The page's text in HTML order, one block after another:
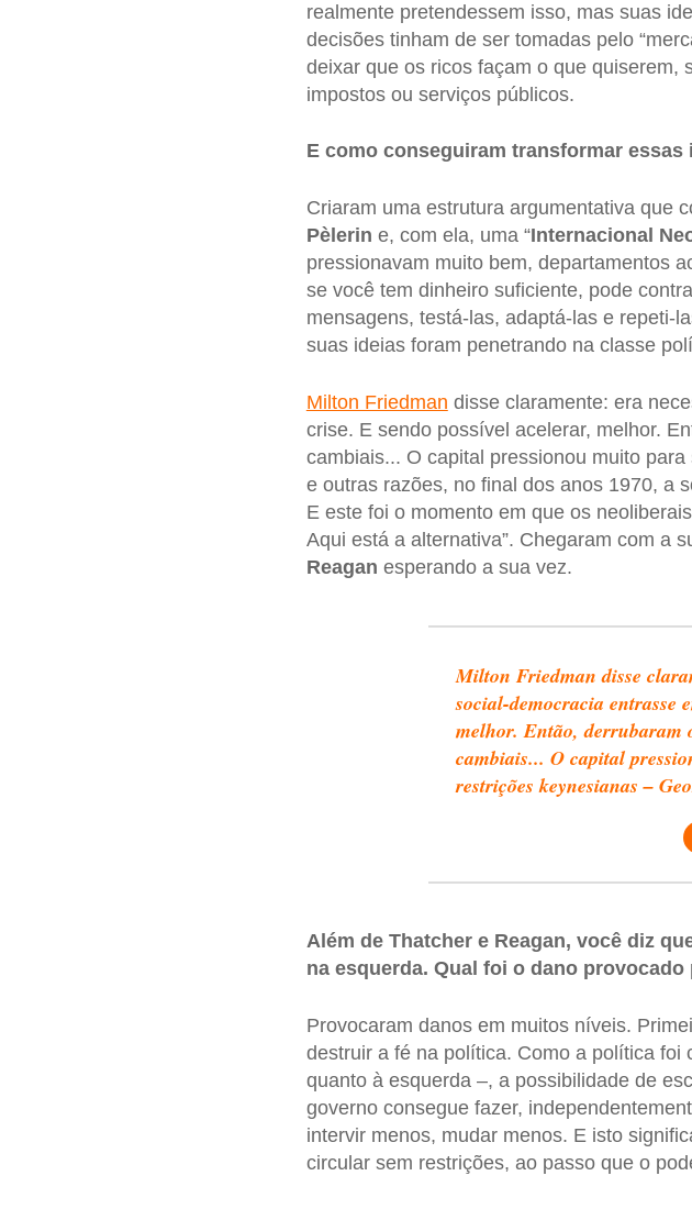
realmente pretendessem isso, mas suas
decisões tinham de ser tomadas pelo
deixar que os ricos façam o que quiserem,
impostos ou serviços públicos.
E como conseguiram transformar essas
Criaram uma estrutura argumentativa que
Pèlerin e, com ela, uma “Internacional
pressionavam muito bem, departamentos
se você tem dinheiro suficiente, pode
mensagens, testá-las, adaptá-las e repeti-
suas ideias foram penetrando na classe
Milton Friedman disse claramente: era
crise. E sendo possível acelerar, melhor.
cambiais... O capital pressionou muito
e outras razões, no final dos anos 1970, a
E este foi o momento em que os
Aqui está a alternativa”. Chegaram com a
Reagan esperando a sua vez.
Milton Friedman disse
social-democracia entrasse
melhor. Então, derrubaram
cambiais... O capital
restrições keynesianas –
Além de Thatcher e Reagan, você diz
na esquerda. Qual foi o dano
Provocaram danos em muitos níveis.
destruir a fé na política. Como a política foi
quanto à esquerda –, a possibilidade de
governo consegue fazer,
intervir menos, mudar menos. E isto
circular sem restrições, ao passo que o